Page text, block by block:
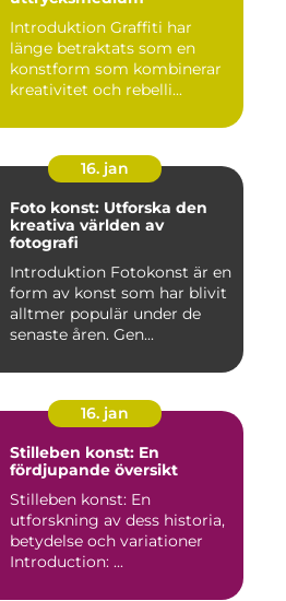
Introduktion Graffiti har
länge betraktats som en
konstform som kombinerar
kreativitet och rebelli...
16. jan
Foto konst: Utforska den
kreativa världen av
fotografi
Introduktion Fotokonst är en
form av konst som har blivit
alltmer populär under de
senaste åren. Gen...
16. jan
Stilleben konst: En
fördjupande översikt
Stilleben konst: En
utforskning av dess historia,
betydelse och variationer
Introduction: ...